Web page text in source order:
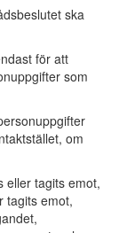
ska
för att
som
om
eller tagits emot,
tagits emot,